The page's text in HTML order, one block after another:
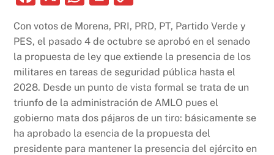
c
e
b
o
o
k
at
s
A
p
p
nt p
y
Li
n
k
Con votos de Morena, PRI, PRD, PT, Partido Verde y
PES, el pasado 4 de octubre se aprobó en el senado
la propuesta de ley que extiende la presencia de los
militares en tareas de seguridad pública hasta el
2028. Desde un punto de vista formal se trata de un
triunfo de la administración de AMLO pues el
gobierno mata dos pájaros de un tiro: básicamente se
ha aprobado la esencia de la propuesta del
presidente para mantener la presencia del ejército en